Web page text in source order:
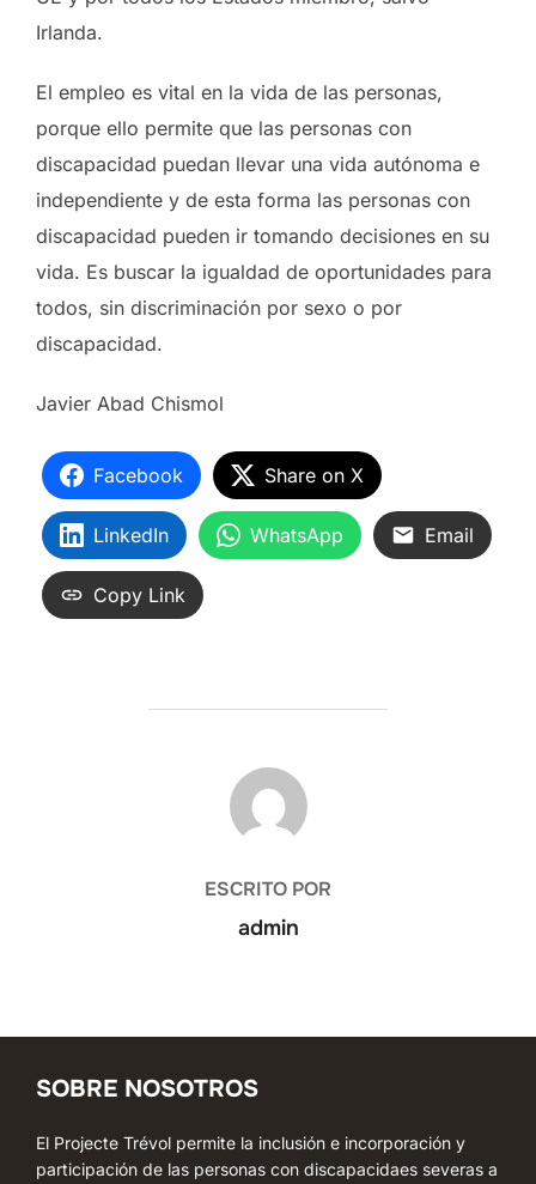
Irlanda.
El empleo es vital en la vida de las personas,
porque ello permite que las personas con
discapacidad puedan llevar una vida autónoma e
independiente y de esta forma las personas con
discapacidad pueden ir tomando decisiones en su
vida. Es buscar la igualdad de oportunidades para
todos, sin discriminación por sexo o por
discapacidad.
Javier Abad Chismol
Facebook Share on X
LinkedIn WhatsApp Email
Copy Link
AUTOR DE LA ENTRADA
ESCRITO POR
admin
SOBRE NOSOTROS
El Projecte Trévol permite la inclusión e incorporación y
participación de las personas con discapacidaes severas a